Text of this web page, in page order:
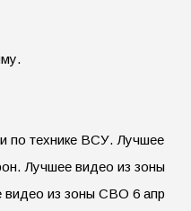
по технике ВСУ. Лучшее
Лучшее видео из зоны
видео из зоны СВО 6 апр